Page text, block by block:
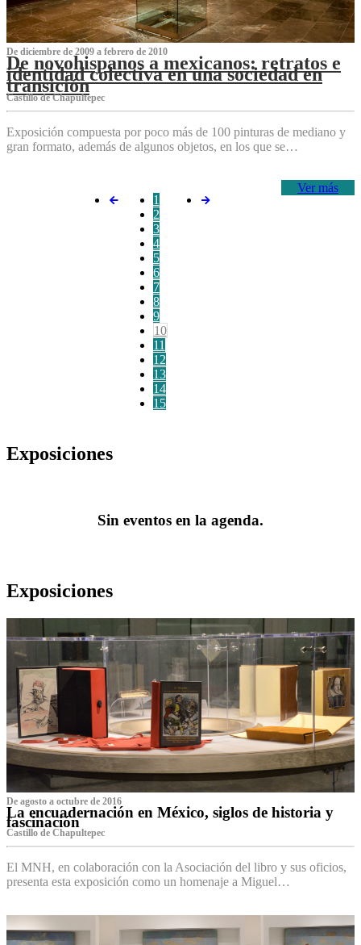
De diciembre de 2009 a febrero de 2010
De novohispanos a mexicanos: retratos e
identidad colectiva en una sociedad en
transición
Castillo de Chapultepec
Exposición compuesta por poco más de 100 pinturas de mediano y
gran formato, además de algunos objetos, en los que se…
Ver más
1
2
3
4
5
6
7
8
9
10
11
12
13
14
15
Exposiciones
Sin eventos en la agenda.
Exposiciones
De agosto a octubre de 2016
La encuadernación en México, siglos de historia y
fascinación
Castillo de Chapultepec
El MNH, en colaboración con la Asociación del libro y sus oficios,
presenta esta exposición como un homenaje a Miguel…